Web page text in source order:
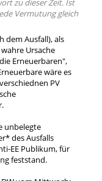
zu dieser Zeit. Ist
Vermutung gleich
dem Ausfall), als
Ursache
Erneuerbaren",
wäre es
PV
unbelegte
des Ausfalls
EE Publikum, für
feststand.